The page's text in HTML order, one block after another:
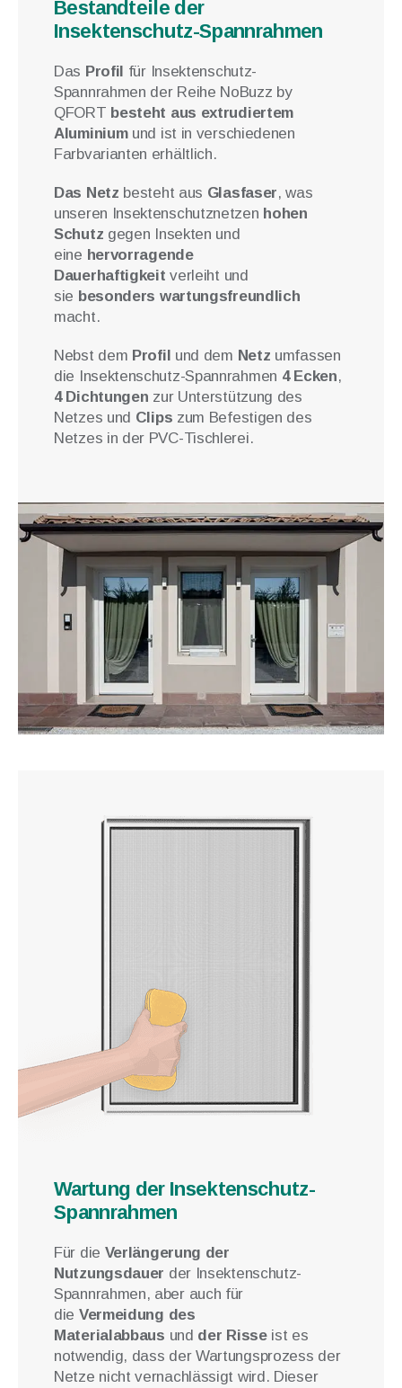
Bestandteile der
Insektenschutz-Spannrahmen
Das Profil für Insektenschutz-
Spannrahmen der Reihe NoBuzz by
QFORT besteht aus extrudiertem
Aluminiumund ist in verschiedenen
Farbvarianten erhältlich.
Das Netz besteht aus Glasfaser, was
unseren Insektenschutznetzen hohen
Schutz gegen Insekten und
eine hervorragende
Dauerhaftigkeit verleiht und
sie besonders wartungsfreundlich
macht.
Nebst dem Profil und dem Netz umfassen
die Insektenschutz-Spannrahmen 4 Ecken,
4 Dichtungen zur Unterstützung des
Netzes und Clips zum Befestigen des
Netzes in der PVC-Tischlerei.
Wartung der Insektenschutz-
Spannrahmen
Für die Verlängerung der
Nutzungsdauer der Insektenschutz-
Spannrahmen, aber auch für
die Vermeidung des
Materialabbaus und der Risseist es
notwendig, dass der Wartungsprozess der
Netze nicht vernachlässigt wird. Dieser